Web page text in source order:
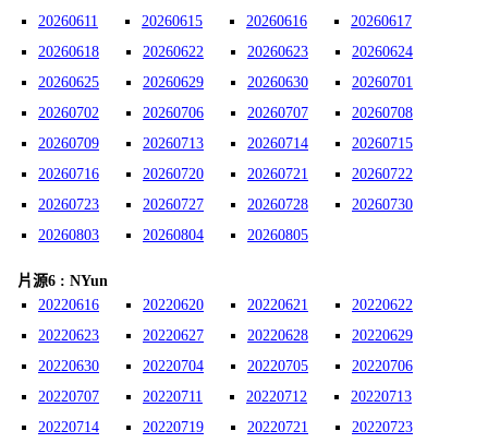
20260611
20260615 20260616
20260617
20260618
20260622 20260623
20260624
20260625
20260629 20260630
20260701
20260702
20260706 20260707
20260708
20260709
20260713 20260714
20260715
20260716
20260720 20260721
20260722
20260723
20260727 20260728
20260730
20260803
20260804 20260805
片源6 : NYun
20220616
20220620 20220621
20220622
20220623
20220627 20220628
20220629
20220630
20220704 20220705
20220706
20220707
20220711 20220712
20220713
20220714
20220719 20220721
20220723